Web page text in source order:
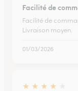
Facilité de
Facilité de
Livraison moyen.
01/03/2026
★ ★ ★ ★